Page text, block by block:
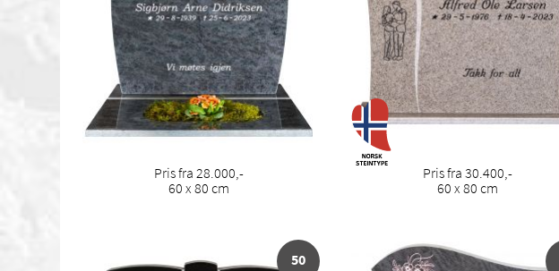
Pris fra 28.000,-
60 x 80 cm
Pris fra 30.400,-
60 x 80 cm
50